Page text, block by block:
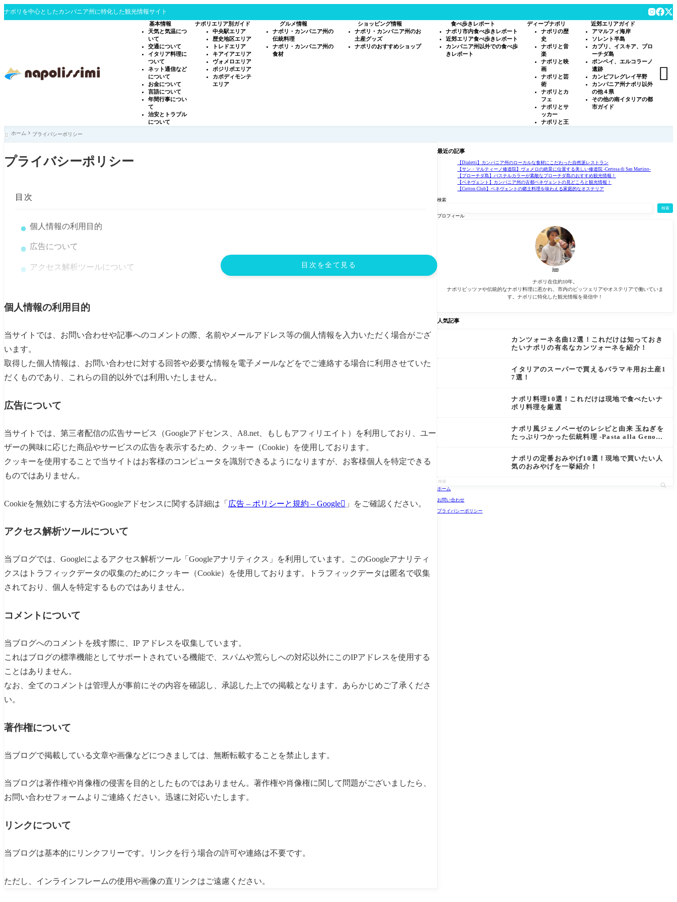
ナポリを中心としたカンパニア州に特化した観光情報サイト
基本情報
天気と気温につ
いて
交通について
イタリア料理に
ついて
ネット通信など
について
お金について
言語について
年間行事につい
て
治安とトラブル
について
ナポリエリア別ガイド
中央駅エリア
歴史地区エリア
トレドエリア
キアイアエリア
ヴォメロエリア
ポジリポエリア
カポディモンテ
エリア
グルメ情報
ナポリ・カンパニア州の
伝統料理
ナポリ・カンパニア州の
食材
ショッピング情報
ナポリ・カンパニア州のお
土産グッズ
ナポリのおすすめショップ
食べ歩きレポート
ナポリ市内食べ歩きレポート
近郊エリア食べ歩きレポート
カンパニア州以外での食べ歩
きレポート
ディープナポリ
ナポリの歴
史
ナポリと音
楽
ナポリと映
画
ナポリと芸
術
ナポリとカ
フェ
ナポリとサ
ッカー
ナポリと王
近郊エリアガイド
アマルフィ海岸
ソレント半島
カプリ、イスキア、プロ
ーチダ島
ポンペイ、エルコラーノ
遺跡
カンピフレグレイ平野
カンパニア州ナポリ以外
の他４県
その他の南イタリアの都
市ガイド

 ホーム プライバシーポリシー
プライバシーポリシー
目次
目次を全て見る
個人情報の利用目的
広告について
アクセス解析ツールについて
著作権について
個人情報の利用目的
当サイトでは、お問い合わせや記事へのコメントの際、名前やメールアドレス等の個人情報を入力いただく場合がござ
います。
取得した個人情報は、お問い合わせに対する回答や必要な情報を電子メールなどをでご連絡する場合に利用させていた
だくものであり、これらの目的以外では利用いたしません。
広告について
当サイトでは、第三者配信の広告サービス（Googleアドセンス、A8.net、もしもアフィリエイト）を利用しており、ユー
ザーの興味に応じた商品やサービスの広告を表示するため、クッキー（Cookie）を使用しております。
クッキーを使用することで当サイトはお客様のコンピュータを識別できるようになりますが、お客様個人を特定できる
ものではありません。
Cookieを無効にする方法やGoogleアドセンスに関する詳細は「 広告 – ポリシーと規約 – Google 」をご確認ください。
アクセス解析ツールについて
当ブログでは、Googleによるアクセス解析ツール「Googleアナリティクス」を利用しています。このGoogleアナリティ
クスはトラフィックデータの収集のためにクッキー（Cookie）を使用しております。トラフィックデータは匿名で収集
されており、個人を特定するものではありません。
コメントについて
当ブログへのコメントを残す際に、IP アドレスを収集しています。
これはブログの標準機能としてサポートされている機能で、スパムや荒らしへの対応以外にこのIPアドレスを使用する
ことはありません。
なお、全てのコメントは管理人が事前にその内容を確認し、承認した上での掲載となります。あらかじめご了承くださ
い。
著作権について
当ブログで掲載している文章や画像などにつきましては、無断転載することを禁止します。
当ブログは著作権や肖像権の侵害を目的としたものではありません。著作権や肖像権に関して問題がございましたら、
お問い合わせフォームよりご連絡ください。迅速に対応いたします。
リンクについて
当ブログは基本的にリンクフリーです。リンクを行う場合の許可や連絡は不要です。
ただし、インラインフレームの使用や画像の直リンクはご遠慮ください。
最近の記事
【Dialetti】カンパニア州のローカルな食材にこだわった自然派レストラン
【サン・マルティーノ修道院】ヴォメロの絶景に位置する美しい修道院 -Certosa di San Martino-
【プローチダ島】パステルカラーが素敵なプローチダ島のおすすめ観光情報！
【ベネヴェント】カンパニア州の古都ベネヴェントの見どころと観光情報！
【Cotton Club】ベネヴェントの郷土料理を味わえる家庭的なオステリア
検索
検索
プロフィール
jun
ナポリ在住約10年。
ナポリピッツァや伝統的なナポリ料理に惹かれ、市内のピッツェリアやオステリアで働いていま
す。ナポリに特化した観光情報を発信中！
人気記事
カンツォーネ名曲12選！これだけは知っておき
たいナポリの有名なカンツォーネを紹介！
イタリアのスーパーで買えるバラマキ用お土産1
7選！
ナポリ料理10選！これだけは現地で食べたいナ
ポリ料理を厳選
ナポリ風ジェノベーゼのレシピと由来 玉ねぎを
たっぷりつかった伝統料理 -Pasta alla Genove
ナポリの定番おみやげ10選！現地で買いたい人
気のおみやげを一挙紹介！
ホーム
お問い合わせ
プライバシーポリシー